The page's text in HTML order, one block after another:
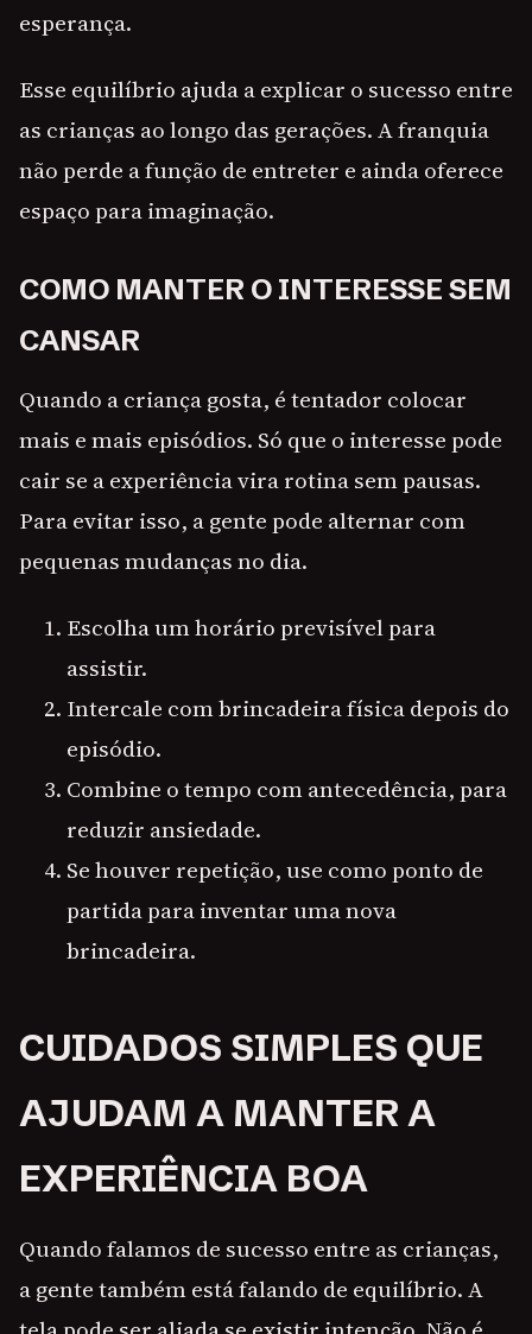
esperança.
Esse equilíbrio ajuda a explicar o sucesso entre
as crianças ao longo das gerações. A franquia
não perde a função de entreter e ainda oferece
espaço para imaginação.
COMO MANTER O INTERESSE SEM
CANSAR
Quando a criança gosta, é tentador colocar
mais e mais episódios. Só que o interesse pode
cair se a experiência vira rotina sem pausas.
Para evitar isso, a gente pode alternar com
pequenas mudanças no dia.
Escolha um horário previsível para
assistir.
Intercale com brincadeira física depois do
episódio.
Combine o tempo com antecedência, para
reduzir ansiedade.
Se houver repetição, use como ponto de
partida para inventar uma nova
brincadeira.
CUIDADOS SIMPLES QUE
AJUDAM A MANTER A
EXPERIÊNCIA BOA
Quando falamos de sucesso entre as crianças,
a gente também está falando de equilíbrio. A